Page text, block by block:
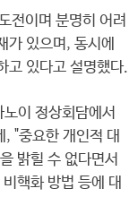
전이며 분명히 어려
가 있으며, 동시에
고 있다고 설명했다.
이 정상회담에서
"중요한 개인적 대
밝힐 수 없다면서
핵화 방법 등에 대